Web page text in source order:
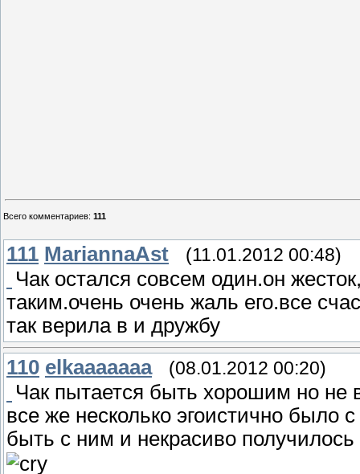
Всего комментариев: 111
111 MariannaAst (11.01.2012 00:48)
Чак остался совсем один.он
таким.очень очень жаль его.все
так верила в и дружбу
110 elkaaaaaaa (08.01.2012 00:20)
Чак пытается быть хорошим но не
все же несколько эгоистично было
быть с ним и некрасиво